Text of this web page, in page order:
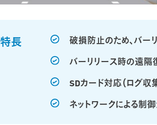
特長 破損防止のため、バー
バーリリース時の遠隔
SDカード対応（ログ収
ネットワークによる制